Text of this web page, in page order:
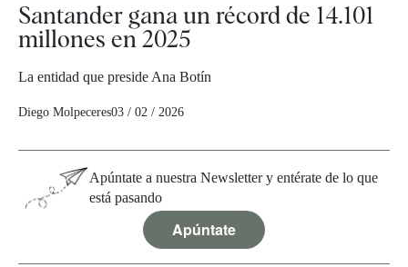
Santander gana un récord de 14.101
millones en 2025
La entidad que preside Ana Botín
Diego Molpeceres03 / 02 / 2026
Apúntate a nuestra Newsletter y entérate de lo que
está pasando
Apúntate